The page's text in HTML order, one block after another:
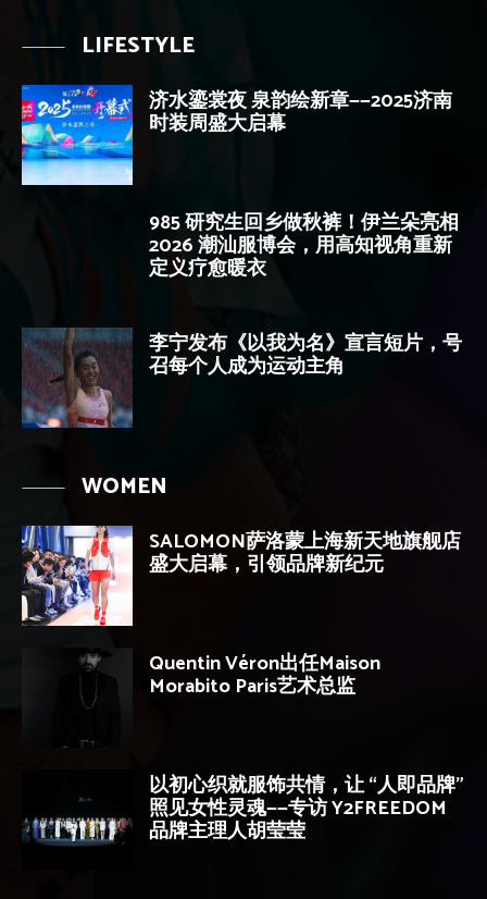
LIFESTYLE
济水鎏裳夜 泉韵绘新章——2025济南
时装周盛大启幕
985 研究生回乡做秋裤！伊兰朵亮相
2026 潮汕服博会，用高知视角重新
定义疗愈暖衣
李宁发布《以我为名》宣言短片，号
召每个人成为运动主角
WOMEN
SALOMON萨洛蒙上海新天地旗舰店
盛大启幕，引领品牌新纪元
Quentin Véron出任Maison
Morabito Paris艺术总监
以初心织就服饰共情，让 “人即品牌”
照见女性灵魂——专访 Y2FREEDOM
品牌主理人胡莹莹